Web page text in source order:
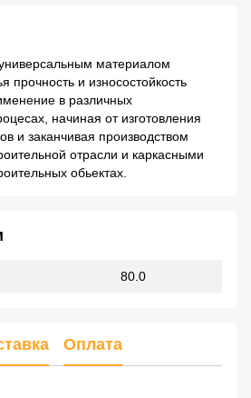
материалом
прочность и износостойкость
в различных
начиная от изготовления
и заканчивая производством
отрасли и каркасными
обьектах.
80.0
Оплата